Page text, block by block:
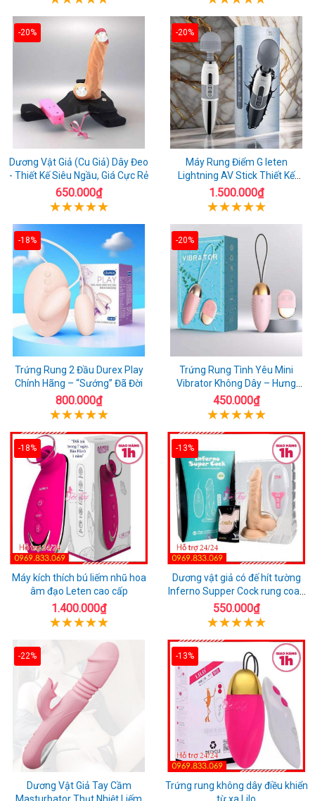
-20%
Dương Vật Giả (Cu Giả) Dây Đeo
- Thiết Kế Siêu Ngầu, Giá Cực Rẻ
650.000₫
-20%
Máy Rung Điểm G leten
Lightning AV Stick Thiết Kế
Thông Minh
1.500.000₫
-18%
Trứng Rung 2 Đầu Durex Play
Chính Hãng – “Sướng” Đã Đời
800.000₫
-20%
Trứng Rung Tình Yêu Mini
Vibrator Không Dây – Hưng
Phấn Mọi Nơi
450.000₫
-18%
Máy kích thích bú liếm nhũ hoa
âm đạo Leten cao cấp
1.400.000₫
-13%
Dương vật giả có đế hít tường
Inferno Supper Cock rung coay
7 chế độ
550.000₫
-22%
Dương Vật Giả Tay Cầm
Masturbator Thụt Nhiệt Liếm
-13%
Trứng rung không dây điều khiển
từ xa Lilo